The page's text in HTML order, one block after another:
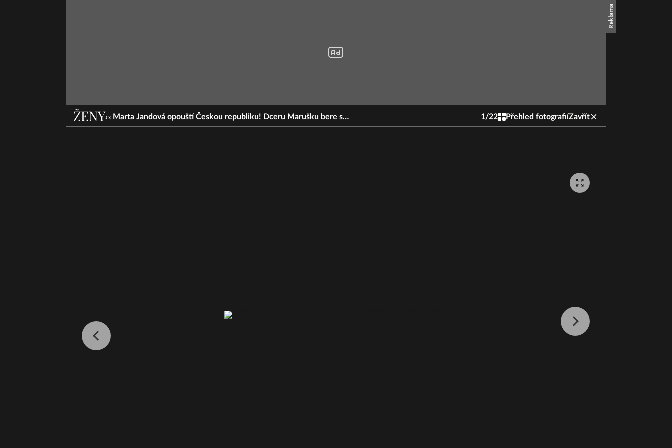
Marta Jandová opouští Českou republiku! Dceru Marušku bere s… 1/22 Přehled fotografiíZavřít